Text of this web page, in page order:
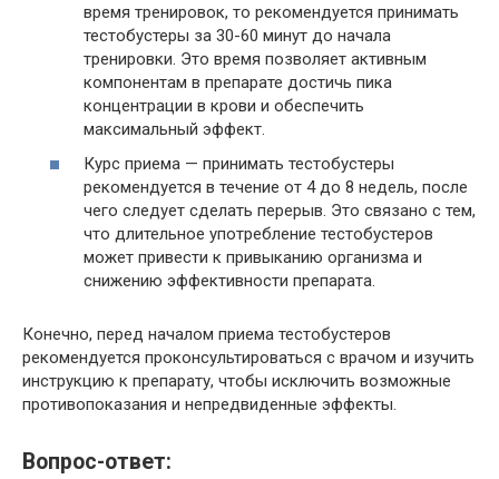
время тренировок, то рекомендуется принимать
тестобустеры за 30-60 минут до начала
тренировки. Это время позволяет активным
компонентам в препарате достичь пика
концентрации в крови и обеспечить
максимальный эффект.
Курс приема — принимать тестобустеры
рекомендуется в течение от 4 до 8 недель, после
чего следует сделать перерыв. Это связано с тем,
что длительное употребление тестобустеров
может привести к привыканию организма и
снижению эффективности препарата.
Конечно, перед началом приема тестобустеров
рекомендуется проконсультироваться с врачом и изучить
инструкцию к препарату, чтобы исключить возможные
противопоказания и непредвиденные эффекты.
Вопрос-ответ: